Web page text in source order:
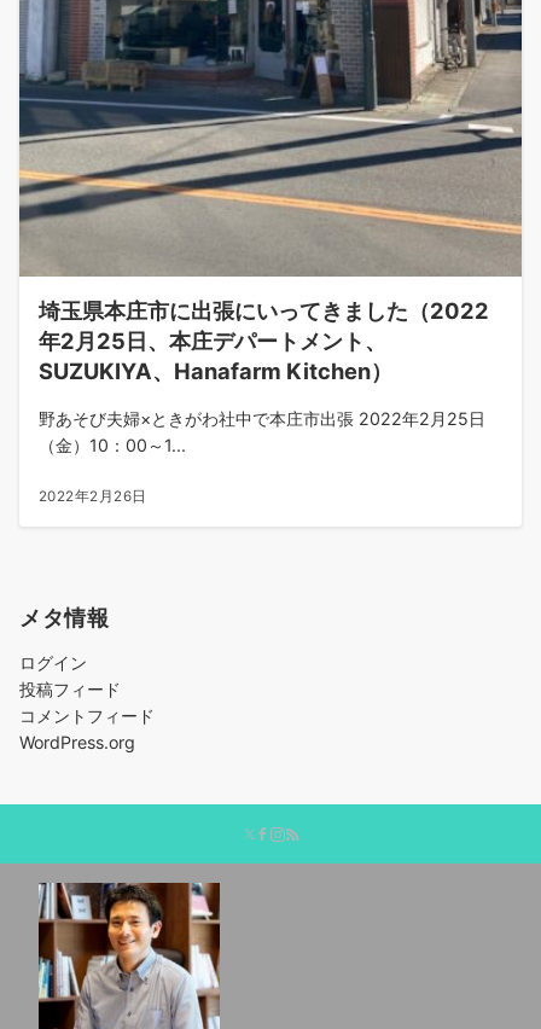
埼玉県本庄市に出張にいってきました（2022
年2月25日、本庄デパートメント、
SUZUKIYA、Hanafarm Kitchen）
野あそび夫婦×ときがわ社中で本庄市出張 2022年2月25日
（金）10：00～1...
2022年2月26日
メタ情報
ログイン
投稿フィード
コメントフィード
WordPress.org